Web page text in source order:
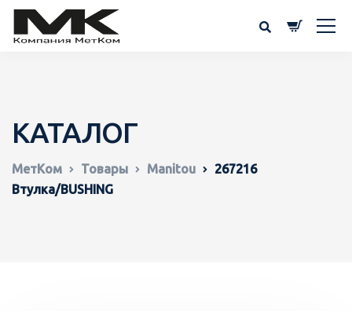
КАТАЛОГ
МетКом Товары Manitou
267216
Втулка/BUSHING